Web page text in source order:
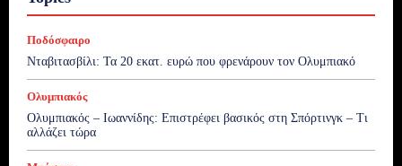
Ποδόσφαιρο
Νταβιτασβίλι: Τα 20 εκατ. ευρώ που φρενάρουν τον Ολυμπιακό
Ολυμπιακός
Ολυμπιακός – Ιωαννίδης: Επιστρέφει βασικός στη Σπόρτινγκ – Τι
αλλάζει τώρα